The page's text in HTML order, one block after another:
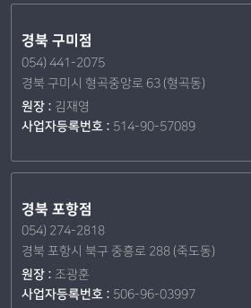
경북 구미점
054) 441-2075
경북 구미시 형곡중앙로 63 (형곡동)
원장 : 김재영
사업자등록번호 : 514-90-57089
경북 포항점
054) 274-2818
경북 포항시 북구 중흥로 288 (죽도동)
원장 :조광훈
사업자등록번호 : 506-96-03997